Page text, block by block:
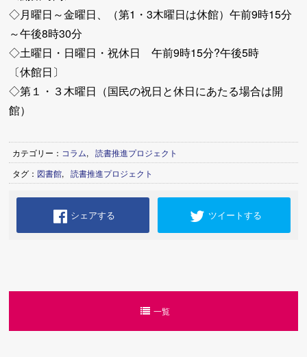
◇月曜日～金曜日、（第1・3木曜日は休館）午前9時15分
～午後8時30分
◇土曜日・日曜日・祝休日 午前9時15分?午後5時
〔休館日〕
◇第１・３木曜日（国民の祝日と休日にあたる場合は開
館）
カテゴリー： コラム,
読書推進プロジェクト
タグ： 図書館, 読書推進プロジェクト
シェアする ツイートする
一覧